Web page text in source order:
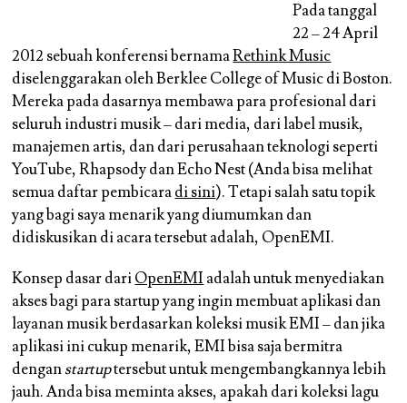
Pada tanggal
22 – 24 April
2012 sebuah konferensi bernamaRethink Music
diselenggarakan oleh Berklee College of Music di Boston.
Mereka pada dasarnya membawa para profesional dari
seluruh industri musik – dari media, dari label musik,
manajemen artis, dan dari perusahaan teknologi seperti
YouTube, Rhapsody dan Echo Nest (Anda bisa melihat
semua daftar pembicaradi sini). Tetapi salah satu topik
yang bagi saya menarik yang diumumkan dan
didiskusikan di acara tersebut adalah, OpenEMI.
Konsep dasar dariOpenEMI adalah untuk menyediakan
akses bagi para startup yang ingin membuat aplikasi dan
layanan musik berdasarkan koleksi musik EMI – dan jika
aplikasi ini cukup menarik, EMI bisa saja bermitra
denganstartuptersebut untuk mengembangkannya lebih
jauh. Anda bisa meminta akses, apakah dari koleksi lagu